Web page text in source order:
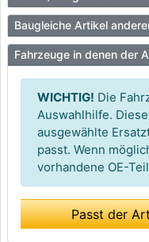
Baugleiche Artikel
Fahrzeuge in denen der
WICHTIG! Die
Auswahlhilfe.
ausgewählte
passt. Wenn
vorhandene OE-
Passt der